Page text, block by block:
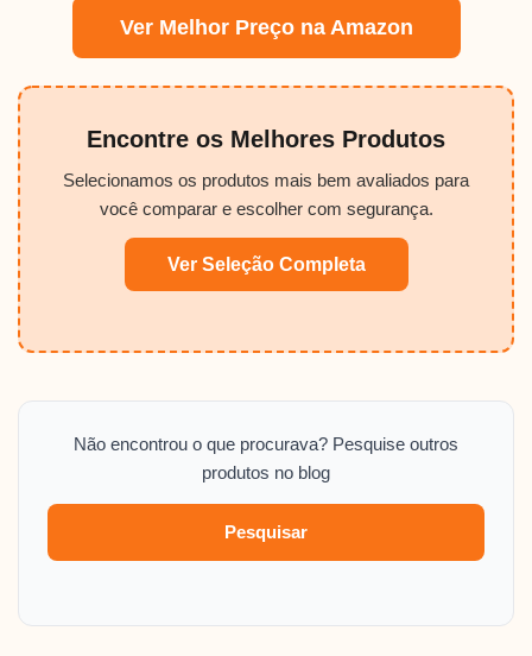
Ver Melhor Preço na Amazon
Encontre os Melhores Produtos
Selecionamos os produtos mais bem avaliados para
você comparar e escolher com segurança.
Ver Seleção Completa
Não encontrou o que procurava? Pesquise outros
produtos no blog
Pesquisar